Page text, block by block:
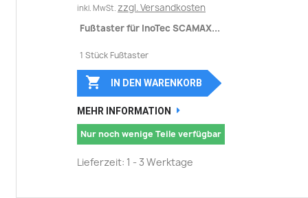
inkl. MwSt. zzgl. Versandkosten
Fußtaster für InoTec SCAMAX...
1 Stück Fußtaster
 IN DEN WARENKORB
MEHR INFORMATION
Nur noch wenige Teile verfügbar
Lieferzeit: 1 - 3 Werktage